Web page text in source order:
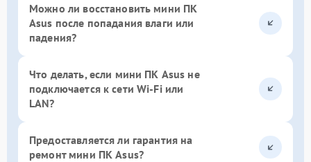
Можно ли восстановить мини ПК
Asus после попадания влаги или
падения?
Что делать, если мини ПК Asus не
подключается к сети Wi-Fi или
LAN?
Предоставляется ли гарантия на
ремонт мини ПК Asus?